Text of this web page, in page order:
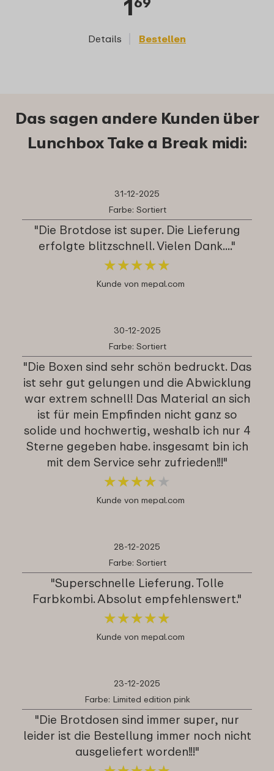
1
Details Bestellen
Das sagen andere Kunden über
Lunchbox Take a Break midi:
31-12-2025
Farbe: Sortiert
"Die Brotdose ist super. Die Lieferung
erfolgte blitzschnell. Vielen Dank...."
★★★★★
★★★★★
Kunde von mepal.com
30-12-2025
Farbe: Sortiert
"Die Boxen sind sehr schön bedruckt. Das
ist sehr gut gelungen und die Abwicklung
war extrem schnell! Das Material an sich
ist für mein Empfinden nicht ganz so
solide und hochwertig, weshalb ich nur 4
Sterne gegeben habe. insgesamt bin ich
mit dem Service sehr zufrieden!!!"
★★★★ ★
★★★★ ★
Kunde von mepal.com
28-12-2025
Farbe: Sortiert
"Superschnelle Lieferung. Tolle
Farbkombi. Absolut empfehlenswert."
★★★★★
★★★★★
Kunde von mepal.com
23-12-2025
Farbe: Limited edition pink
"Die Brotdosen sind immer super, nur
leider ist die Bestellung immer noch nicht
ausgeliefert worden!!!"